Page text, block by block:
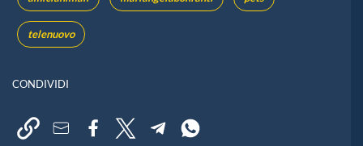
telenuovo
CONDIVIDI